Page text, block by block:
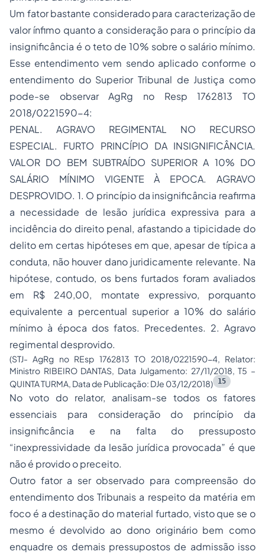
Um fator bastante considerado para caracterização de
valor ínfimo quanto a consideração para o princípio da
insignificância é o teto de 10% sobre o salário mínimo.
Esse entendimento vem sendo aplicado conforme o
entendimento do Superior Tribunal de Justiça como
pode-se observar AgRg no Resp 1762813 TO
2018/0221590-4:
PENAL. AGRAVO REGIMENTAL NO RECURSO
ESPECIAL. FURTO PRINCÍPIO DA INSIGNIFICÂNCIA.
VALOR DO BEM SUBTRAÍDO SUPERIOR A 10% DO
SALÁRIO MÍNIMO VIGENTE À EPOCA. AGRAVO
DESPROVIDO. 1. O princípio da insignificância reafirma
a necessidade de lesão jurídica expressiva para a
incidência do direito penal, afastando a tipicidade do
delito em certas hipóteses em que, apesar de típica a
conduta, não houver dano juridicamente relevante. Na
hipótese, contudo, os bens furtados foram avaliados
em R$ 240,00, montate expressivo, porquanto
equivalente a percentual superior a 10% do salário
mínimo à época dos fatos. Precedentes. 2. Agravo
regimental desprovido.
(STJ- AgRg no REsp 1762813 TO 2018/0221590-4, Relator:
Ministro RIBEIRO DANTAS, Data Julgamento: 27/11/2018, T5 –
QUINTA TURMA, Data de Publicação: DJe 03/12/2018)
15
No voto do relator, analisam-se todos os fatores
essenciais para consideração do princípio da
insignificância e na falta do pressuposto
“inexpressividade da lesão jurídica provocada” é que
não é provido o preceito.
Outro fator a ser observado para compreensão do
entendimento dos Tribunais a respeito da matéria em
foco é a destinação do material furtado, visto que se o
mesmo é devolvido ao dono originário bem como
enquadre os demais pressupostos de admissão isso